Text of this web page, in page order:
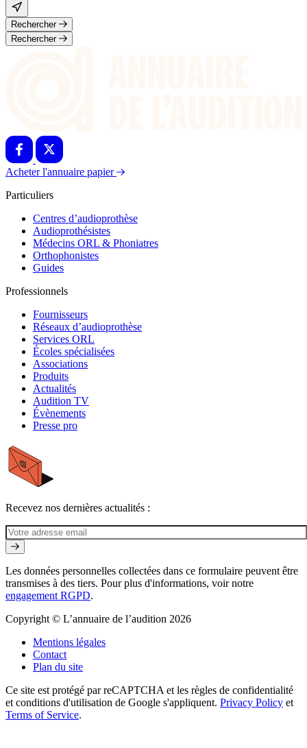
Rechercher
Rechercher
Acheter l'annuaire papier
Particuliers
Centres d’audioprothèse
Audioprothésistes
Médecins ORL & Phoniatres
Orthophonistes
Guides
Professionnels
Fournisseurs
Réseaux d’audioprothèse
Services ORL
Écoles spécialisées
Associations
Produits
Actualités
Audition TV
Évènements
Presse pro
Recevez nos dernières actualités :
Les données personnelles collectées dans ce formulaire peuvent être
transmises à des tiers. Pour plus d'informations, voir notre
engagement RGPD.
Copyright © L’annuaire de l’audition 2026
Mentions légales
Contact
Plan du site
Ce site est protégé par reCAPTCHA et les règles de confidentialité
et conditions d'utilisation de Google s'appliquent. Privacy Policy et
Terms of Service.